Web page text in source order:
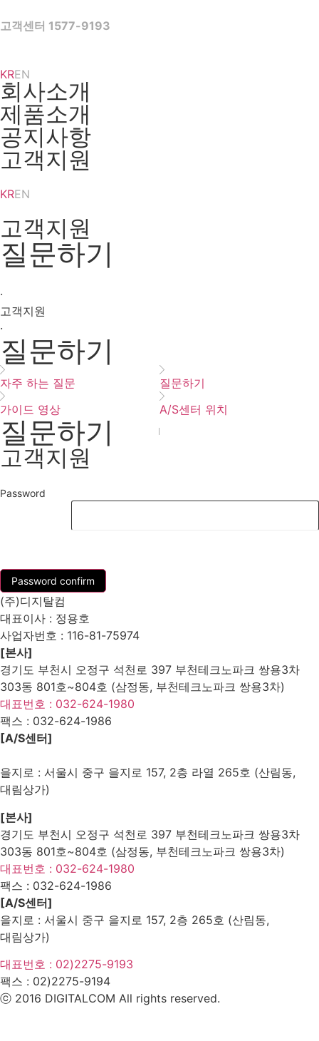
to
고객센터 1577-9193
KREN
회사소개
제품소개
공지사항
고객지원
KREN
고객지원
질문하기
·
고객지원
·
질문하기
자주 하는 질문
질문하기
가이드 영상
A/S센터 위치
질문하기
고객지원
Password
Password confirm
(주)디지탈컴
대표이사 : 정용호
사업자번호 : 116-81-75974
[본사]
경기도 부천시 오정구 석천로 397 부천테크노파크 쌍용3차
303동 801호~804호 (삼정동, 부천테크노파크 쌍용3차)
대표번호 : 032-624-1980
팩스 : 032-624-1986
[A/S센터]
을지로 : 서울시 중구 을지로 157, 2층 라열 265호 (산림동,
대림상가)
[본사]
경기도 부천시 오정구 석천로 397 부천테크노파크 쌍용3차
303동 801호~804호 (삼정동, 부천테크노파크 쌍용3차)
대표번호 : 032-624-1980
팩스 : 032-624-1986
[A/S센터]
을지로 : 서울시 중구 을지로 157, 2층 265호 (산림동,
대림상가)
대표번호 : 02)2275-9193
팩스 : 02)2275-9194​
ⓒ 2016 DIGITALCOM All rights reserved.